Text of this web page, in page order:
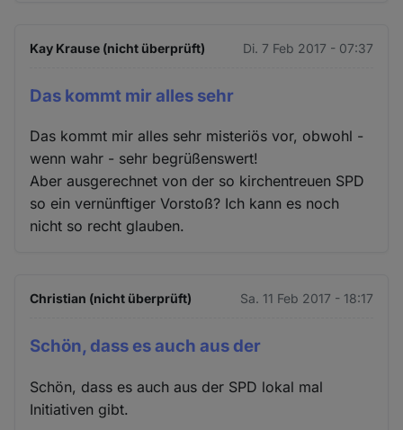
Kay Krause (nicht überprüft) Di. 7 Feb 2017 - 07:37
Das kommt mir alles sehr
Das kommt mir alles sehr misteriös vor, obwohl -
wenn wahr - sehr begrüßenswert!
Aber ausgerechnet von der so kirchentreuen SPD
so ein vernünftiger Vorstoß? Ich kann es noch
nicht so recht glauben.
Christian (nicht überprüft) Sa. 11 Feb 2017 - 18:17
Schön, dass es auch aus der
Schön, dass es auch aus der SPD lokal mal
Initiativen gibt.